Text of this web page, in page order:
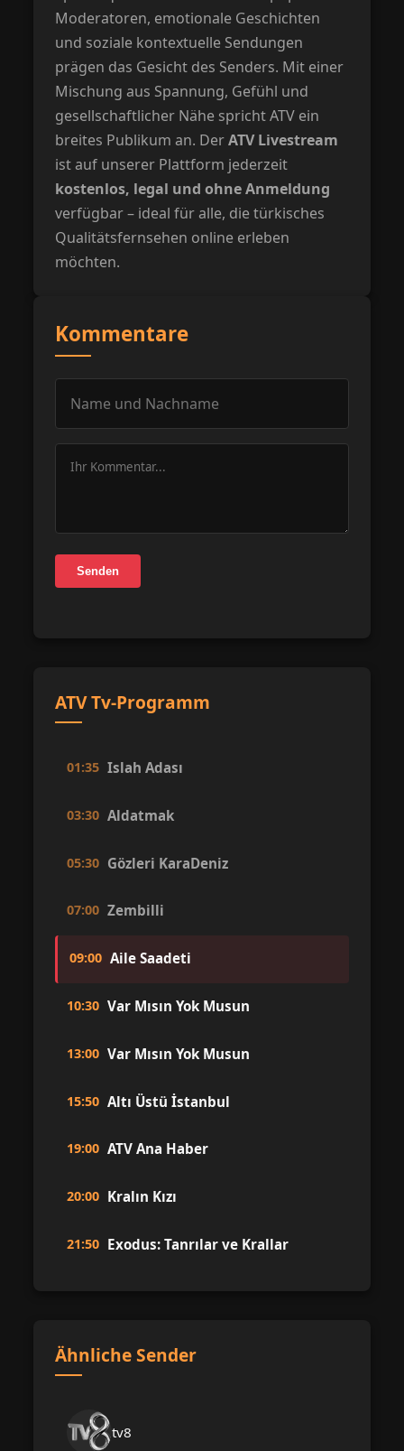
Moderatoren, emotionale Geschichten
und soziale kontextuelle Sendungen
prägen das Gesicht des Senders. Mit einer
Mischung aus Spannung, Gefühl und
gesellschaftlicher Nähe spricht ATV ein
breites Publikum an. DerATV Livestream
ist auf unserer Plattform jederzeit
kostenlos, legal und ohne Anmeldung
verfügbar – ideal für alle, die türkisches
Qualitätsfernsehen online erleben
möchten.
Kommentare
Senden
ATV Tv-Programm
01:35 Islah Adası
03:30 Aldatmak
05:30 Gözleri KaraDeniz
07:00 Zembilli
09:00 Aile Saadeti
10:30 Var Mısın Yok Musun
13:00 Var Mısın Yok Musun
15:50 Altı Üstü İstanbul
19:00 ATV Ana Haber
20:00 Kralın Kızı
21:50 Exodus: Tanrılar ve Krallar
Ähnliche Sender
tv8